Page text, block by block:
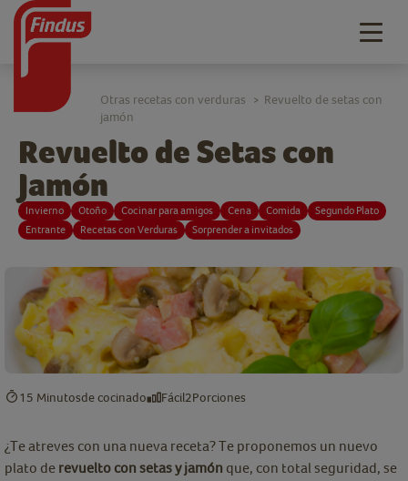
Revuelto de Setas con
Jamón
Invierno Otoño Cocinar para amigos Cena Comida
Segundo Plato
Entrante
Recetas con Verduras Sorprender a invitados
Otras recetas con verduras > Revuelto de setas con
jamón
15 Minutosde cocinado Fácil2Porciones
¿Te atreves con una nueva receta? Te proponemos un nuevo
plato de revuelto con setas y jamón que, con total seguridad, se